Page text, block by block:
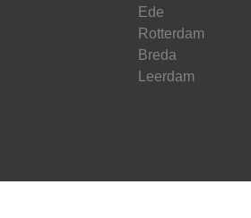
Ede
Rotterdam
Breda
Leerdam